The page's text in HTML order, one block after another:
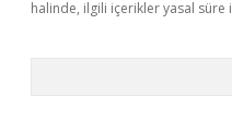
halinde, ilgili içerikler yasal süre